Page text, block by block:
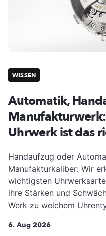
WISSEN
Automatik,
Uhrwerk ist das
Handaufzug oder
Manufakturkaliber: Wir
wichtigsten
ihre Stärken und
Werk zu welchem
6. Aug 2026